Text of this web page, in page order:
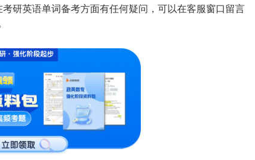
研英语单词备考方面有任何疑问，可以在客服窗口留言